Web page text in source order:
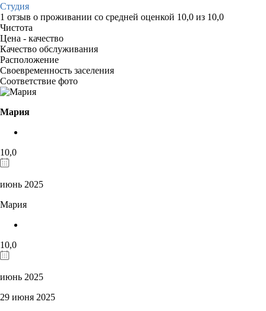
Студия
1 отзыв о проживании со средней оценкой 10,0 из 10,0
Чистота
Цена - качество
Качество обслуживания
Расположение
Своевременность заселения
Соответствие фото
Мария
10,0
июнь 2025
Мария
10,0
июнь 2025
29 июня 2025